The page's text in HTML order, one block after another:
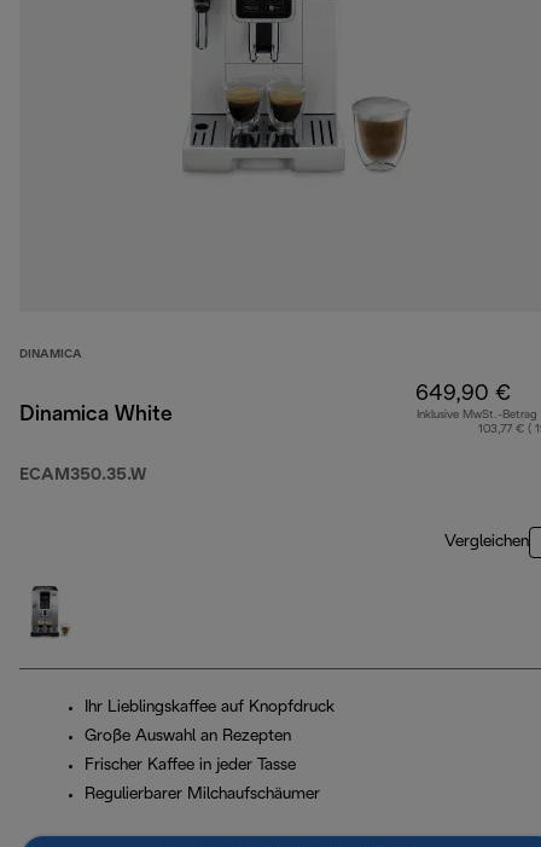
DINAMICA
Dinamica White
ECAM350.35.W
649,90 €
Inklusive MwSt.-Betrag
103,77 € (
Vergleichen
Ihr Lieblingskaffee auf Knopfdruck
Große Auswahl an Rezepten
Frischer Kaffee in jeder Tasse
Regulierbarer Milchaufschäumer